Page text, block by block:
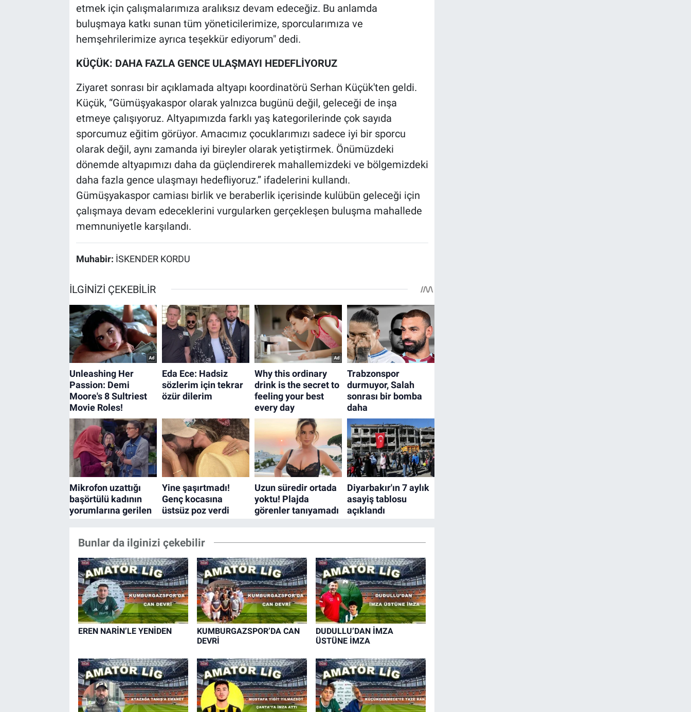
etmek için çalışmalarımıza aralıksız devam edeceğiz. Bu anlamda
buluşmaya katkı sunan tüm yöneticilerimize, sporcularımıza ve
hemşehrilerimize ayrıca teşekkür ediyorum" dedi.
KÜÇÜK: DAHA FAZLA GENCE ULAŞMAYI HEDEFLİYORUZ
Ziyaret sonrası bir açıklamada altyapı koordinatörü Serhan Küçük'ten geldi.
Küçük, “Gümüşyakaspor olarak yalnızca bugünü değil, geleceği de inşa
etmeye çalışıyoruz. Altyapımızda farklı yaş kategorilerinde çok sayıda
sporcumuz eğitim görüyor. Amacımız çocuklarımızı sadece iyi bir sporcu
olarak değil, aynı zamanda iyi bireyler olarak yetiştirmek. Önümüzdeki
dönemde altyapımızı daha da güçlendirerek mahallemizdeki ve bölgemizdeki
daha fazla gence ulaşmayı hedefliyoruz.” ifadelerini kullandı.
Gümüşyakaspor camiası birlik ve beraberlik içerisinde kulübün geleceği için
çalışmaya devam edeceklerini vurgularken gerçekleşen buluşma mahallede
memnuniyetle karşılandı.
Muhabir: İSKENDER KORDU
Bunlar da ilginizi çekebilir
EREN NARİN’LE YENİDEN
KUMBURGAZSPOR’DA CAN
DEVRİ
DUDULLU’DAN İMZA
ÜSTÜNE İMZA